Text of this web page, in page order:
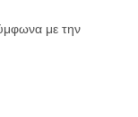
με την